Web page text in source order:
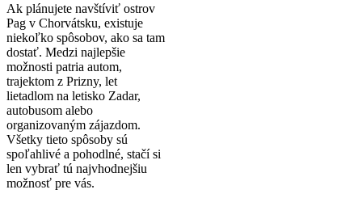
Ak plánujete navštíviť ostrov
Pag v Chorvátsku, existuje
niekoľko spôsobov, ako sa tam
dostať. Medzi najlepšie
možnosti patria autom,
trajektom z Prizny, let
lietadlom na letisko Zadar,
autobusom alebo
organizovaným zájazdom.
Všetky tieto spôsoby sú
spoľahlivé a pohodlné, stačí si
len vybrať tú najvhodnejšiu
možnosť pre vás.